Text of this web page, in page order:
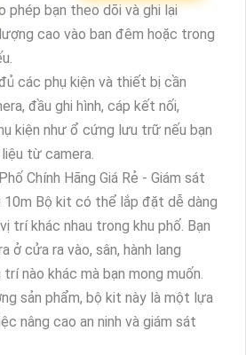
phép bạn theo dõi và ghi lại
cao vào ban đêm hoặc trong
các phụ kiện và thiết bị cần
đầu ghi hình, cáp kết nối,
kiện như ổ cứng lưu trữ nếu bạn
từ camera.
Chính Hãng Giá Rẻ - Giám sát
10m Bộ kit có thể lắp đặt dễ dàng
trí khác nhau trong khu phố. Bạn
ở cửa ra vào, sân, hành lang
nào khác mà bạn mong muốn.
sản phẩm, bộ kit này là một lựa
nâng cao an ninh và giám sát